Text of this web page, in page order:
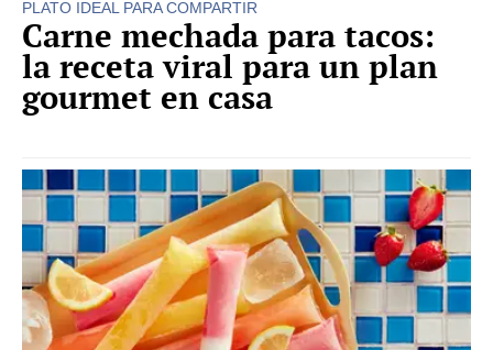
PLATO IDEAL PARA COMPARTIR
Carne mechada para tacos:
la receta viral para un plan
gourmet en casa